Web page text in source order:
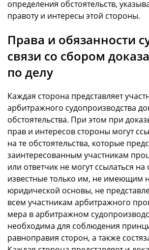
определения обстоятельств,
правоту и интересы этой стороны.
Права и обязанности
связи со сбором
по делу
Каждая сторона представляет
арбитражного судопроизводства
обстоятельства. При этом при
прав и интересов стороны могут
на те обстоятельства, которые
заинтересованным участникам
или ответчик не могут ссылаться на
известные только им, не имеющим
юридической основы, не
всем участникам арбитражного
мера в арбитражном
необходима для соблюдения
равноправия сторон, а также